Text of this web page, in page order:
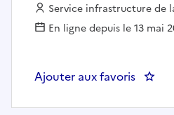
Employeur :
Service infrastructure de
En ligne depuis le 13 mai
Ajouter aux favoris :